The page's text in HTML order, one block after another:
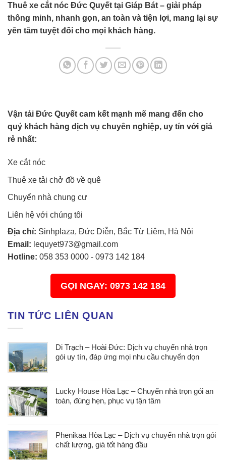
Thuê xe cắt nóc Đức Quyết tại Giáp Bát – giải pháp
thông minh, nhanh gọn, an toàn và tiện lợi, mang lại sự
yên tâm tuyệt đối cho mọi khách hàng.
Vận tải Đức Quyết cam kết mạnh mẽ mang đến cho
quý khách hàng dịch vụ chuyên nghiệp, uy tín với giá
rẻ nhất:
Xe cắt nóc
Thuê xe tải chở đồ về quê
Chuyển nhà chung cư
Liên hệ với chúng tôi
Địa chỉ: Sinhplaza, Đức Diễn, Bắc Từ Liêm, Hà Nội
Email: lequyet973@gmail.com
Hotline: 058 353 0000 - 0973 142 184
GỌI NGAY: 0973 142 184
TIN TỨC LIÊN QUAN
Di Trạch – Hoài Đức: Dịch vụ chuyển nhà trọn
gói uy tín, đáp ứng mọi nhu cầu chuyển dọn
Lucky House Hòa Lạc – Chuyển nhà trọn gói an
toàn, đúng hẹn, phục vụ tận tâm
Phenikaa Hòa Lạc – Dịch vụ chuyển nhà trọn gói
chất lượng, giá tốt hàng đầu